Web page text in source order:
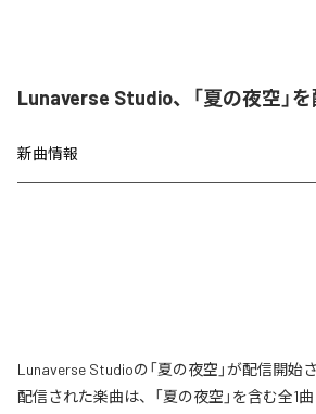
Lunaverse Studio、「夏の夜空」
新曲情報
Lunaverse Studioの「夏の夜空」が配信開始
配信された楽曲は、「夏の夜空」を含む全1曲